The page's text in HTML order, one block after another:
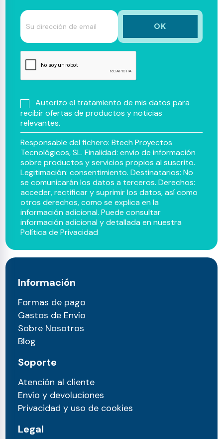
Autorizo el tratamiento de mis datos para
recibir ofertas de productos y noticias
relevantes.
Responsable del fichero: Btech Proyectos
Tecnológicos, SL. Finalidad: envío de información
sobre productos y servicios propios al suscrito.
Legitimación: consentimiento. Destinatarios: No
se comunicarán los datos a terceros. Derechos:
acceder, rectificar y suprimir los datos, así como
otros derechos, como se explica en la
información adicional. Puede consultar
información adicional y detallada en nuestra
Política de Privacidad
Información
Formas de pago
Gastos de Envío
Sobre Nosotros
Blog
Soporte
Atención al cliente
Envío y devoluciones
Privacidad y uso de cookies
Legal